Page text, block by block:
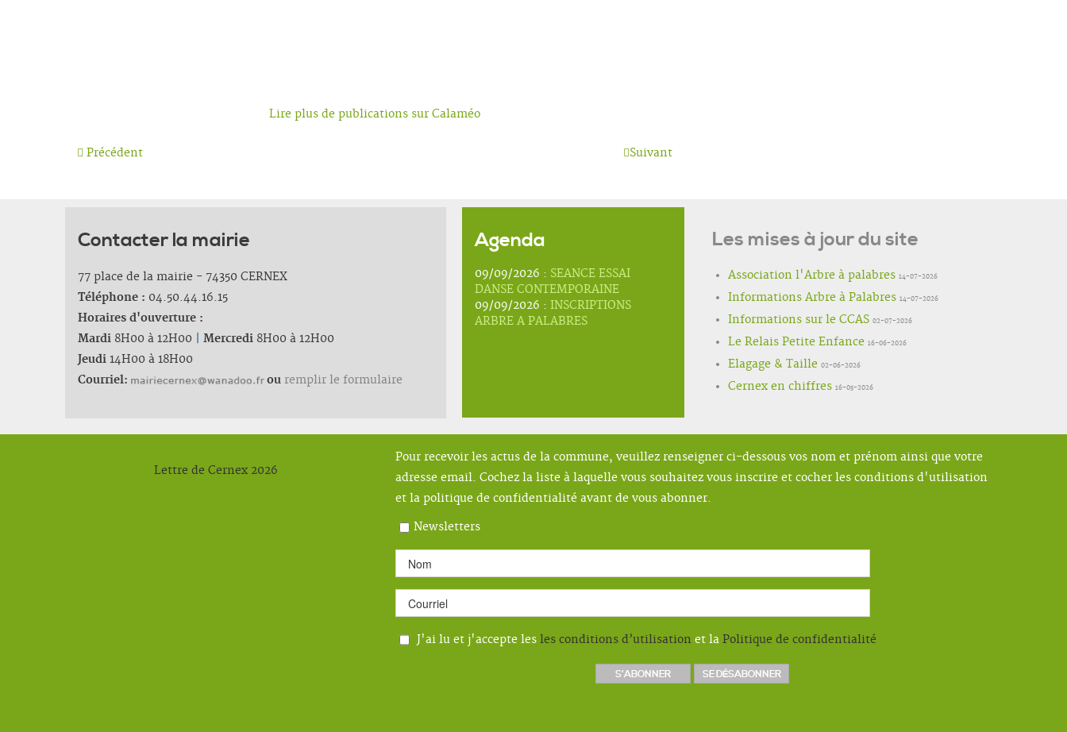
Lire plus de publications sur Calaméo
Précédent Suivant
Contacter la mairie
77 place de la mairie - 74350 CERNEX
Téléphone : 04.50.44.16.15
Horaires d'ouverture :
Mardi 8H00 à 12H00 Mercredi 8H00 à 12H00
Jeudi 14H00 à 18H00
Courriel:
ou remplir le formulaire
Agenda
09/09/2026 : SEANCE ESSAI
DANSE CONTEMPORAINE
09/09/2026 : INSCRIPTIONS
ARBRE A PALABRES
Les mises à jour du site
Association l'Arbre à palabres 14-07-2026
Informations Arbre à Palabres 14-07-2026
Informations sur le CCAS 02-07-2026
Le Relais Petite Enfance 16-06-2026
Elagage & Taille 02-06-2026
Cernex en chiffres 16-05-2026
Lettre de Cernex 2026
Pour recevoir les actus de la commune, veuillez renseigner ci-dessous vos nom et prénom ainsi que votre
adresse email. Cochez la liste à laquelle vous souhaitez vous inscrire et cocher les conditions d'utilisation
et la politique de confidentialité avant de vous abonner.
Newsletters
J'ai lu et j'accepte les les conditions d’utilisation et la Politique de confidentialité